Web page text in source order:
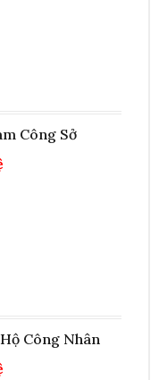
Công Sở
Công Nhân